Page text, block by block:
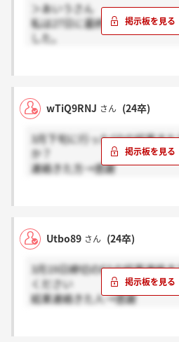
＞あいうさん
私は27日に最終面接を受けま
した。
wTiQ9RNJ さん (24卒)
3月下旬に行ったGDの結果き
か？
連絡きた方→感謝
Utbo89 さん (24卒)
3月19日締切のESの結果連絡
ください
結果連絡きた人→感謝